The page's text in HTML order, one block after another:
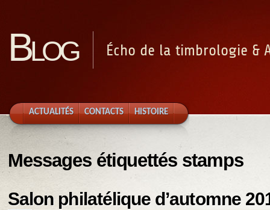
Blog Écho de la timbrologie &
ACTUALITÉS CONTACTS HISTOIRE
Messages étiquettés stamps
Salon philatélique d’automne